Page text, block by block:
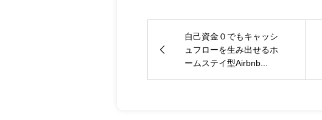
自己資金０でもキャッシ
ュフローを生み出せるホ
ームステイ型Airbnb...